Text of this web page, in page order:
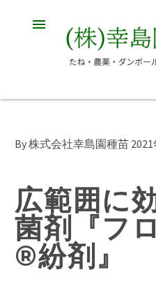
By 株式会社幸島園種苗
広範囲に
菌剤『フ
®紛剤』